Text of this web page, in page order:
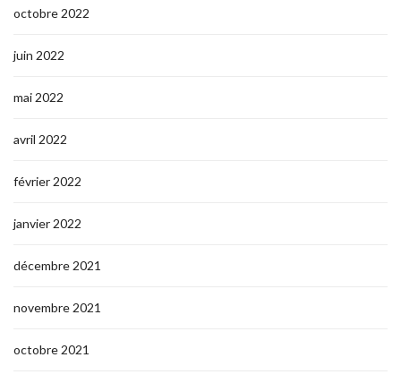
octobre 2022
juin 2022
mai 2022
avril 2022
février 2022
janvier 2022
décembre 2021
novembre 2021
octobre 2021